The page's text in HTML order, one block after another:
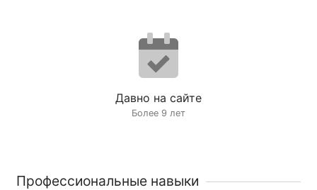
Давно на сайте
Более 9 лет
Профессиональные навыки